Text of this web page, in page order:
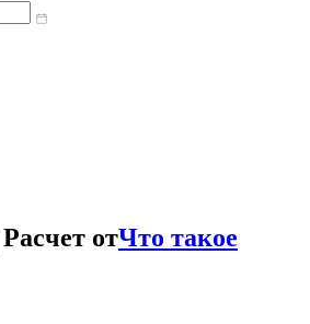
отЧто такое